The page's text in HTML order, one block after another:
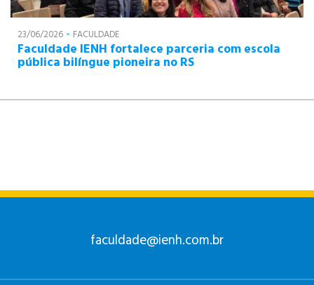
23/06/2026 - FACULDADE
Faculdade IENH fortalece parceria com escola
pública bilíngue pioneira no RS
faculdade@ienh.com.br